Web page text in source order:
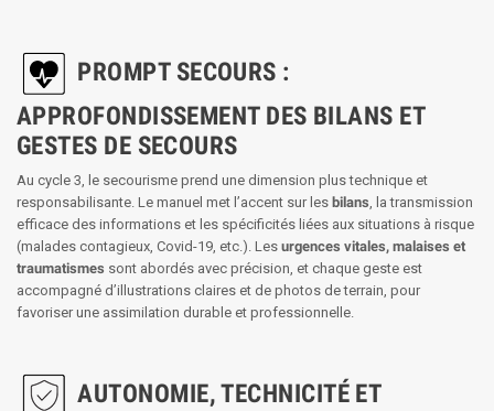
PROMPT SECOURS :
APPROFONDISSEMENT DES BILANS ET
GESTES DE SECOURS
Au cycle 3, le secourisme prend une dimension plus technique et
responsabilisante. Le manuel met l’accent sur les bilans, la transmission
efficace des informations et les spécificités liées aux situations à risque
(malades contagieux, Covid-19, etc.). Les urgences vitales, malaises et
traumatismes sont abordés avec précision, et chaque geste est
accompagné d’illustrations claires et de photos de terrain, pour
favoriser une assimilation durable et professionnelle.
AUTONOMIE, TECHNICITÉ ET